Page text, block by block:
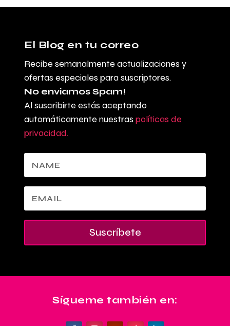
El Blog en tu correo
Recibe semanalmente actualizaciones y
ofertas especiales para suscriptores.
No enviamos Spam!
Al suscribirte estás aceptando
automáticamente nuestraspolíticas de
privacidad.
Suscríbete
Sígueme también en: